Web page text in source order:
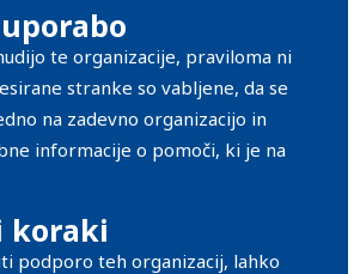
te organizacije, praviloma ni
stranke so vabljene, da se
na zadevno organizacijo in
informacije o pomoči, ki je na
koraki
podporo teh organizacij, lahko